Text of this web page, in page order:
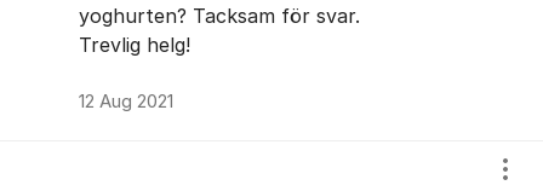
yoghurten? Tacksam för svar.
Trevlig helg!
12 Aug 2021